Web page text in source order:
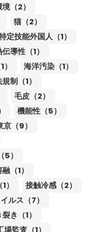
（2）
猫（2）
定技能外国人（1）
導性（1）
海洋汚染（1）
制（1）
毛皮（2）
機能性（5）
京（9）
）
（1）
接触冷感（2）
ルス（7）
き（1）
場監査（1）